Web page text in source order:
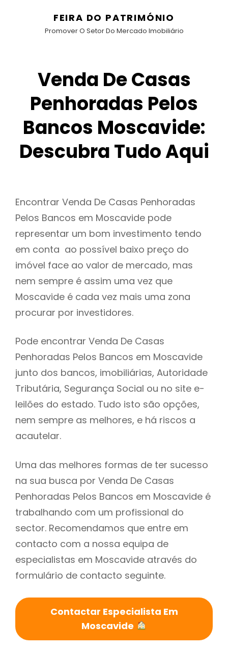
FEIRA DO PATRIMÓNIO
Promover O Setor Do Mercado Imobiliário
Venda De Casas
Penhoradas Pelos
Bancos Moscavide:
Descubra Tudo Aqui
Encontrar Venda De Casas Penhoradas
Pelos Bancos em Moscavide pode
representar um bom investimento tendo
em conta ao possível baixo preço do
imóvel face ao valor de mercado, mas
nem sempre é assim uma vez que
Moscavide é cada vez mais uma zona
procurar por investidores.
Pode encontrar Venda De Casas
Penhoradas Pelos Bancos em Moscavide
junto dos bancos, imobiliárias, Autoridade
Tributária, Segurança Social ou no site e-
leilões do estado. Tudo isto são opções,
nem sempre as melhores, e há riscos a
acautelar.
Uma das melhores formas de ter sucesso
na sua busca por Venda De Casas
Penhoradas Pelos Bancos em Moscavide é
trabalhando com um profissional do
sector. Recomendamos que entre em
contacto com a nossa equipa de
especialistas em Moscavide através do
formulário de contacto seguinte.
Contactar Especialista Em
Moscavide